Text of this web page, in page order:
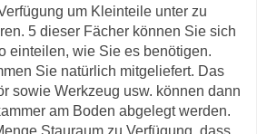
um Kleinteile unter zu
5 dieser Fächer können Sie sich
einteilen, wie Sie es benötigen.
Sie natürlich mitgeliefert. Das
sowie Werkzeug usw. können dann
am Boden abgelegt werden.
Stauraum zu Verfügung, dass